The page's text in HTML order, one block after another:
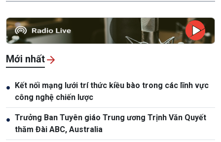
Mới nhất
● Kết nối mạng lưới trí thức kiều bào trong các lĩnh vực
công nghệ chiến lược
● Trưởng Ban Tuyên giáo Trung ương Trịnh Văn Quyết
thăm Đài ABC, Australia